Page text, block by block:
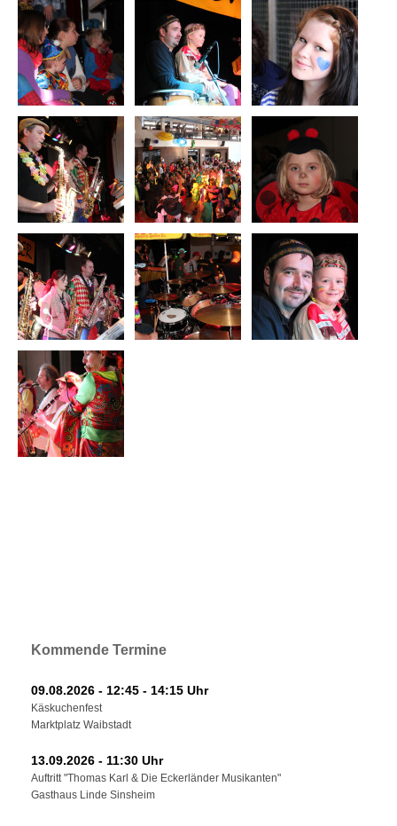
Kommende Termine
09.08.2026 - 12:45 - 14:15 Uhr
Käskuchenfest
Marktplatz Waibstadt
13.09.2026 - 11:30 Uhr
Auftritt "Thomas Karl & Die Eckerländer Musikanten"
Gasthaus Linde Sinsheim